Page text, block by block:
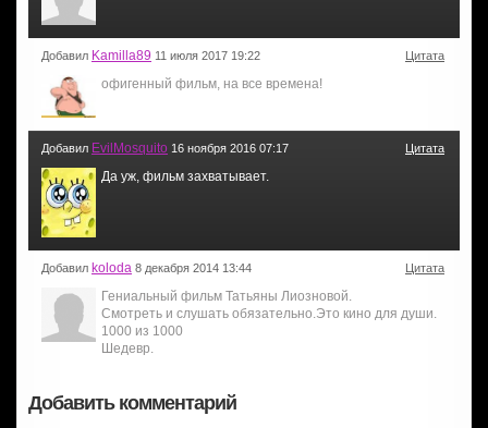
Добавил Kamilla89 11 июля 2017 19:22 Цитата
офигенный фильм, на все времена!
Добавил EvilMosquito 16 ноября 2016 07:17 Цитата
Да уж, фильм захватывает.
Добавил koloda 8 декабря 2014 13:44 Цитата
Гениальный фильм Татьяны Лиозновой.
Смотреть и слушать обязательно.Это кино для души.
1000 из 1000
Шедевр.
Добавить комментарий